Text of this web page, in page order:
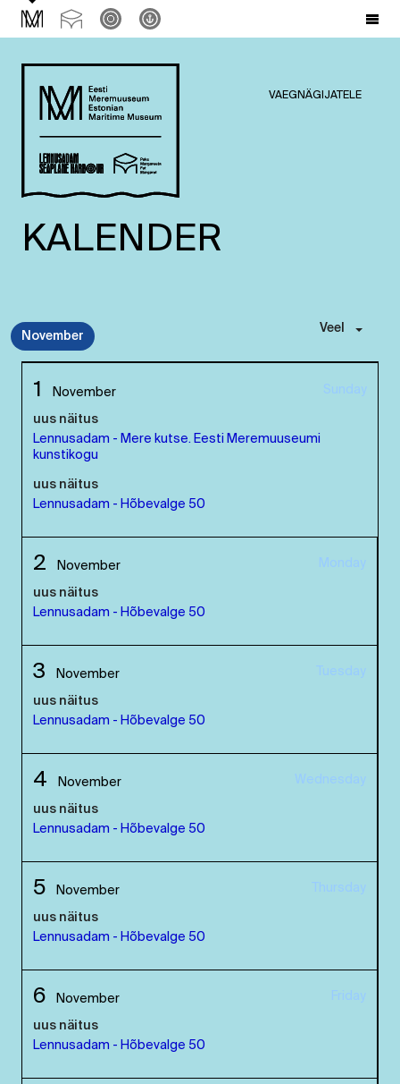
VAEGNÄGIJATELE
KALENDER
November
Veel
1 November Sunday
uus näitus
Lennusadam - Mere kutse. Eesti Meremuuseumi
kunstikogu
uus näitus
Lennusadam - Hõbevalge 50
2 November Monday
uus näitus
Lennusadam - Hõbevalge 50
3 November Tuesday
uus näitus
Lennusadam - Hõbevalge 50
4 November Wednesday
uus näitus
Lennusadam - Hõbevalge 50
5 November Thursday
uus näitus
Lennusadam - Hõbevalge 50
6 November Friday
uus näitus
Lennusadam - Hõbevalge 50